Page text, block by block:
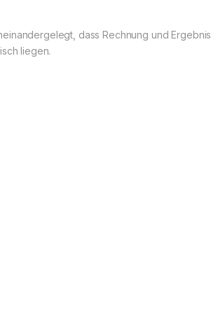
dass Rechnung und Ergebnis
liegen.